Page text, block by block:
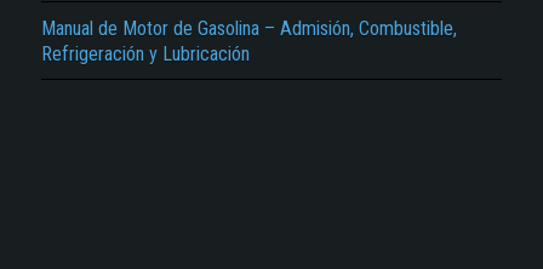
Manual de Motor de Gasolina – Admisión, Combustible,
Refrigeración y Lubricación